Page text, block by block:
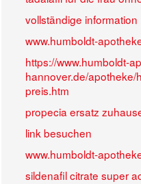
vollständige information
www.humboldt-
https://www.humboldt-
hannover.de/
preis.htm
propecia ersatz
link besuchen
www.humboldt-
sildenafil citrate super